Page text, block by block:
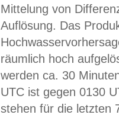
Mittelung von
Auflösung. Das
räumlich hoch
werden ca. 30
UTC ist gegen 0130
stehen für die letzten